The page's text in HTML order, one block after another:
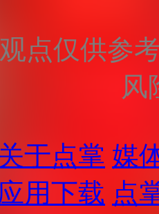
点仅供参
风
关于点掌 媒
用下载 点